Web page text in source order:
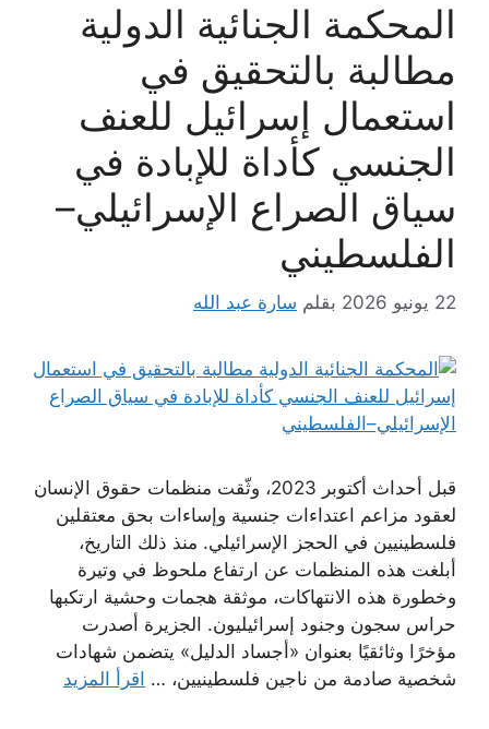
المحكمة الجنائية الدولية
مطالبة بالتحقيق في
استعمال إسرائيل للعنف
الجنسي كأداة للإبادة في
سياق الصراع الإسرائيلي–
الفلسطيني
22 يونيو 2026 بقلم سارة عبد الله
قبل أحداث أكتوبر 2023، وثّقت منظمات حقوق الإنسان
لعقود مزاعم اعتداءات جنسية وإساءات بحق معتقلين
فلسطينيين في الحجز الإسرائيلي. منذ ذلك التاريخ،
أبلغت هذه المنظمات عن ارتفاع ملحوظ في وتيرة
وخطورة هذه الانتهاكات، موثقة هجمات وحشية ارتكبها
حراس سجون وجنود إسرائيليون. الجزيرة أصدرت
مؤخرًا وثائقيًا بعنوان «أجساد الدليل» يتضمن شهادات
شخصية صادمة من ناجين فلسطينيين، … اقرأ المزيد